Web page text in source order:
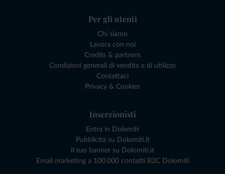
Per gli utenti
Chi siamo
Lavora con noi
Credits & partners
Condizioni generali di vendita e di utilizzo
Contattaci
Privacy & Cookies
Inserzionisti
Entra in Dolomiti
Pubblicità su Dolomiti.it
Il tuo banner su Dolomiti.it
Email marketing a 100.000 contatti B2C Dolomiti